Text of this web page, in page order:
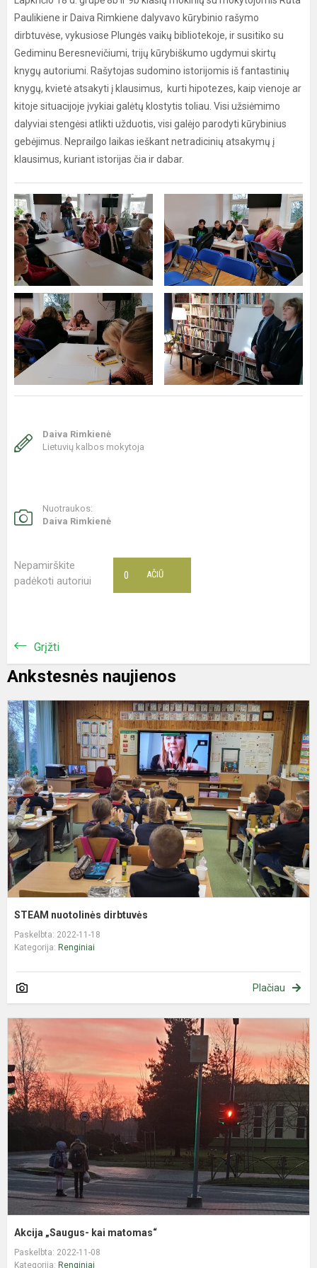
Paulikiene ir Daiva Rimkiene dalyvavo kūrybinio rašymo
dirbtuvėse, vykusiose Plungės vaikų bibliotekoje, ir susitiko su
Gediminu Beresnevičiumi, trijų kūrybiškumo ugdymui skirtų
knygų autoriumi. Rašytojas sudomino istorijomis iš fantastinių
knygų, kvietė atsakyti į klausimus, kurti hipotezes, kaip vienoje ar
kitoje situacijoje įvykiai galėtų klostytis toliau. Visi užsiėmimo
dalyviai stengėsi atlikti užduotis, visi galėjo parodyti kūrybinius
gebėjimus. Neprailgo laikas ieškant netradicinių atsakymų į
klausimus, kuriant istorijas čia ir dabar.
Daiva Rimkienė
Lietuvių kalbos mokytoja
Nuotraukos:
Daiva Rimkienė
Nepamirškite
padėkoti autoriui
AČIŪ
0
Grįžti
Ankstesnės naujienos
STEAM nuotolinės dirbtuvės
Paskelbta: 2022-11-18
Kategorija: Renginiai
Plačiau
Akcija „Saugus- kai matomas“
Paskelbta: 2022-11-08
Kategorija: Renginiai